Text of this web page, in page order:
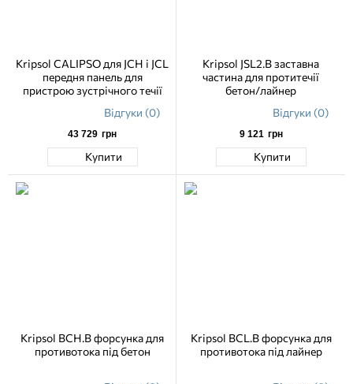
Kripsol CALIPSO для JCH і JCL
передня панель для
пристрою зустрічного течії
Відгуки (0)
43 729 грн
Купити
Kripsol JSL2.B заставна
частина для протитечії
бетон/лайнер
Відгуки (0)
9 121 грн
Купити
Kripsol BCH.B форсунка для
противотока під бетон
Kripsol BCL.B форсунка для
противотока під лайнер